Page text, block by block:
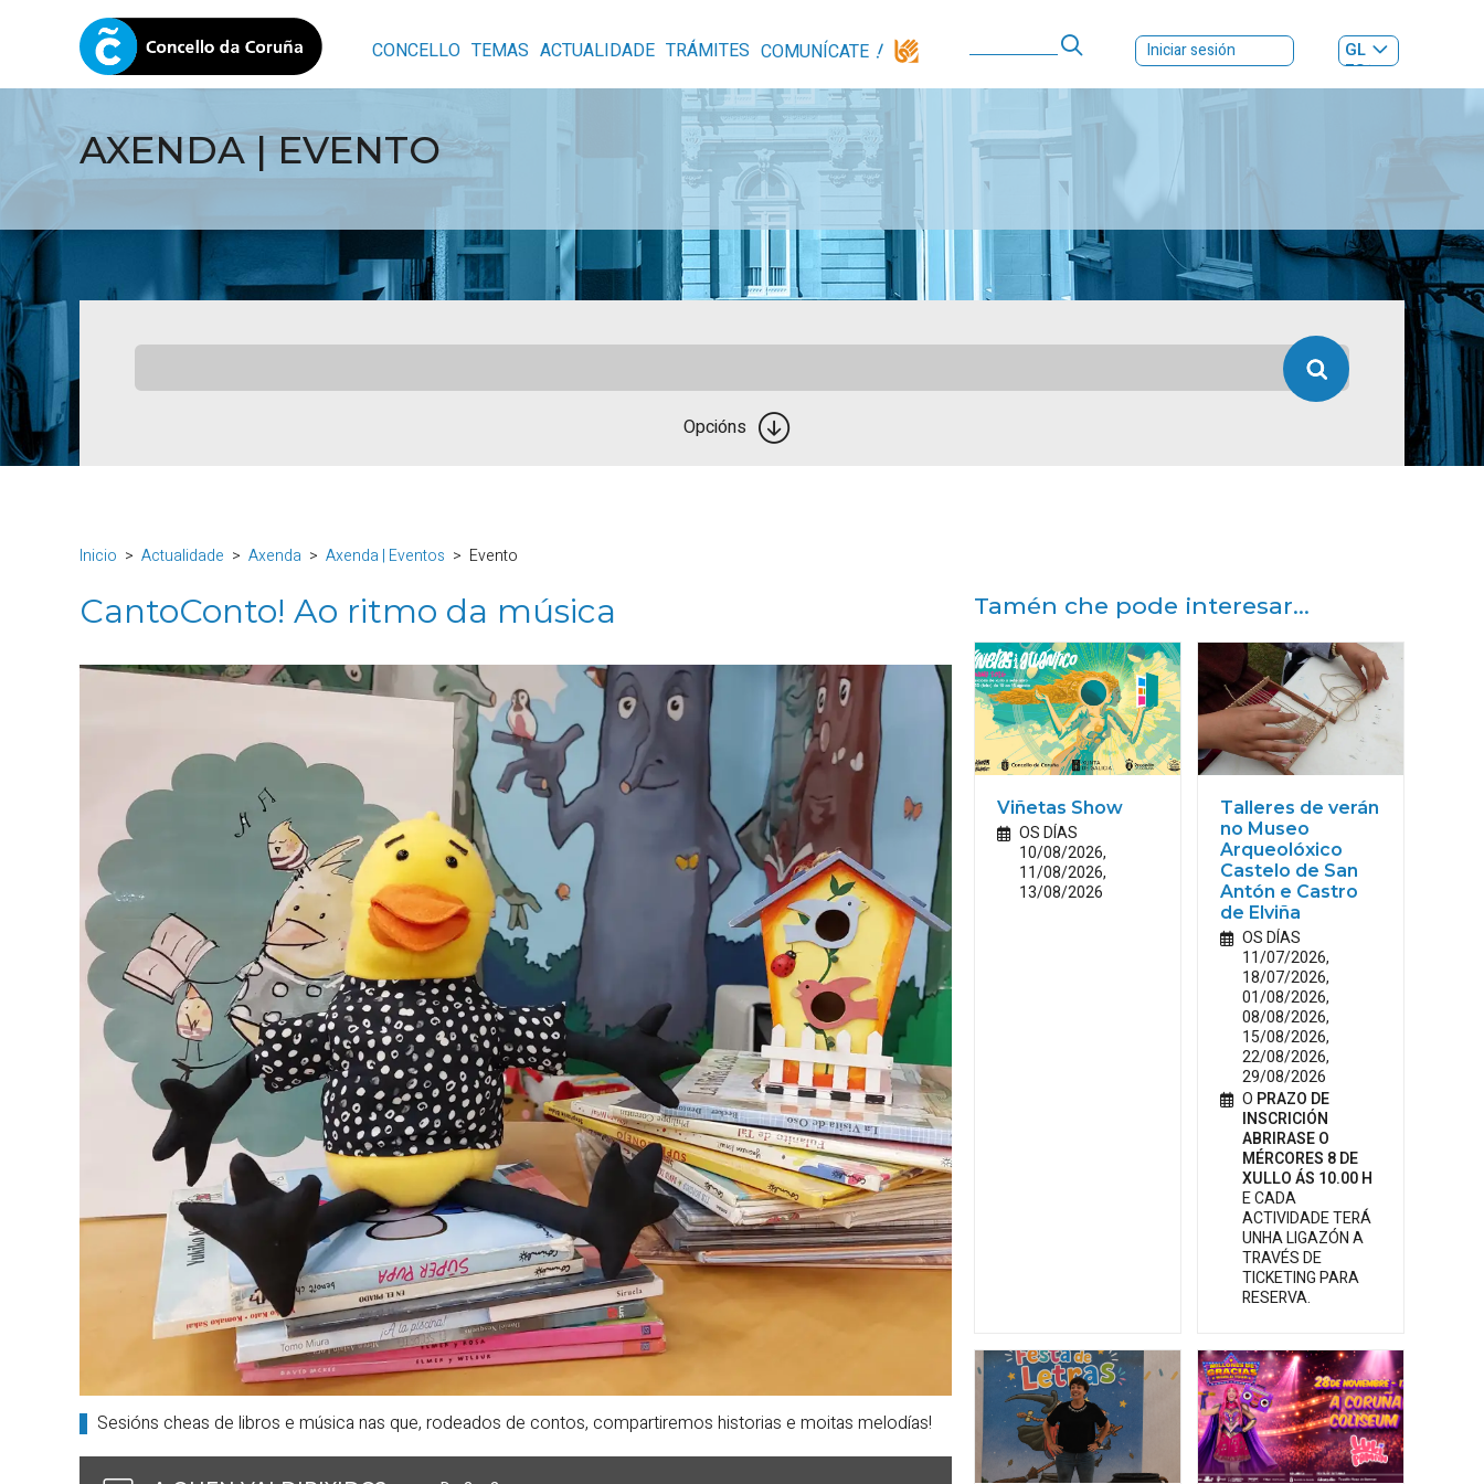
CONCELLO TEMAS ACTUALIDADE TRÁMITES COMUNÍCATE Iniciar sesión
GL
ES|
AXENDA | EVENTO
Opcións
Inicio Actualidade Axenda Axenda | Eventos Evento
CantoConto! Ao ritmo da música
Sesións cheas de libros e música nas que, rodeados de contos, compartiremos historias e moitas melodías!
Tamén che pode interesar...
Viñetas Show
OS DÍAS
10/08/2026,
11/08/2026,
13/08/2026
Talleres de verán
no Museo
Arqueolóxico
Castelo de San
Antón e Castro
de Elviña
OS DÍAS
11/07/2026,
18/07/2026,
01/08/2026,
08/08/2026,
15/08/2026,
22/08/2026,
29/08/2026
O PRAZO DE
INSCRICIÓN
ABRIRASE O
MÉRCORES 8 DE
XULLO ÁS 10.00 H
E CADA
ACTIVIDADE TERÁ
UNHA LIGAZÓN A
TRAVÉS DE
TICKETING PARA
RESERVA.